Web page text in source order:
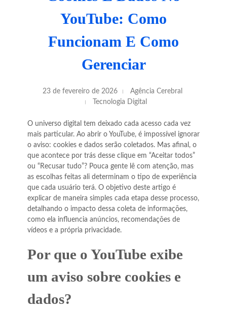
YouTube: Como
Funcionam E Como
Gerenciar
23 de fevereiro de 2026
Agência Cerebral
Tecnologia Digital
O universo digital tem deixado cada acesso cada vez
mais particular. Ao abrir o YouTube, é impossível ignorar
o aviso: cookies e dados serão coletados. Mas afinal, o
que acontece por trás desse clique em “Aceitar todos”
ou “Recusar tudo”? Pouca gente lê com atenção, mas
as escolhas feitas ali determinam o tipo de experiência
que cada usuário terá. O objetivo deste artigo é
explicar de maneira simples cada etapa desse processo,
detalhando o impacto dessa coleta de informações,
como ela influencia anúncios, recomendações de
vídeos e a própria privacidade.
Por que o YouTube exibe
um aviso sobre cookies e
dados?